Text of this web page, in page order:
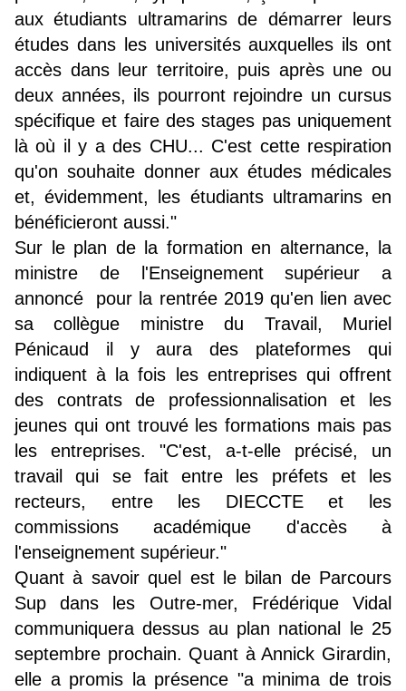
aux étudiants ultramarins de démarrer leurs
études dans les universités auxquelles ils ont
accès dans leur territoire, puis après une ou
deux années, ils pourront rejoindre un cursus
spécifique et faire des stages pas uniquement
là où il y a des CHU... C'est cette respiration
qu'on souhaite donner aux études médicales
et, évidemment, les étudiants ultramarins en
bénéficieront aussi."
Sur le plan de la formation en alternance, la
ministre de l'Enseignement supérieur a
annoncé pour la rentrée 2019 qu'en lien avec
sa collègue ministre du Travail, Muriel
Pénicaud il y aura des plateformes qui
indiquent à la fois les entreprises qui offrent
des contrats de professionnalisation et les
jeunes qui ont trouvé les formations mais pas
les entreprises. "C'est, a-t-elle précisé, un
travail qui se fait entre les préfets et les
recteurs, entre les DIECCTE et les
commissions académique d'accès à
l'enseignement supérieur."
Quant à savoir quel est le bilan de Parcours
Sup dans les Outre-mer, Frédérique Vidal
communiquera dessus au plan national le 25
septembre prochain. Quant à Annick Girardin,
elle a promis la présence "a minima de trois